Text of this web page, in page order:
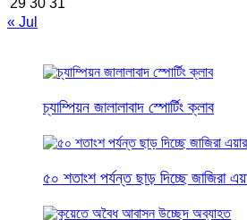
« Jul
চ্যাম্পিয়ন জালালাবাদ স্পোর্টিং ক্লাব
৫০ শতাংশ পর্যন্ত ছাড় দিচ্ছে জাজিরা